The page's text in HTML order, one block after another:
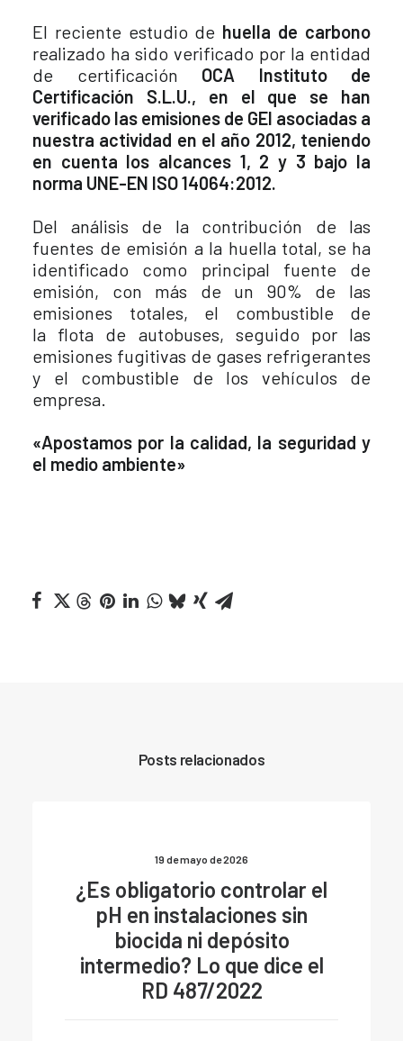
El reciente estudio de huella de carbono
realizado ha sido verificado por la entidad
de certificación OCA Instituto de
Certificación S.L.U., en el que se han
verificado las emisiones de GEI asociadas a
nuestra actividad en el año 2012, teniendo
en cuenta los alcances 1, 2 y 3 bajo la
norma UNE-EN ISO 14064:2012.
Del análisis de la contribución de las
fuentes de emisión a la huella total, se ha
identificado como principal fuente de
emisión, con más de un 90% de las
emisiones totales, el combustible de
la flota de autobuses, seguido por las
emisiones fugitivas de gases refrigerantes
y el combustible de los vehículos de
empresa.
«Apostamos por la calidad, la seguridad y
el medio ambiente»
Posts relacionados
19 de mayo de 2026
¿Es obligatorio controlar el
pH en instalaciones sin
biocida ni depósito
intermedio? Lo que dice el
RD 487/2022